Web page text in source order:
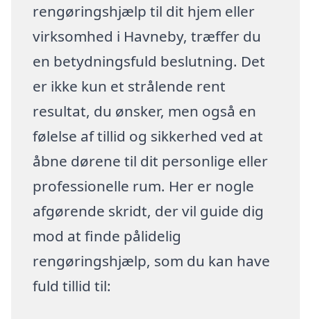
rengøringshjælp til dit hjem eller
virksomhed i Havneby, træffer du
en betydningsfuld beslutning. Det
er ikke kun et strålende rent
resultat, du ønsker, men også en
følelse af tillid og sikkerhed ved at
åbne dørene til dit personlige eller
professionelle rum. Her er nogle
afgørende skridt, der vil guide dig
mod at finde pålidelig
rengøringshjælp, som du kan have
fuld tillid til: